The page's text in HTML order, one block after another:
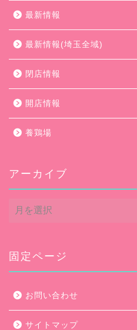
最新情報
最新情報(埼玉全域)
閉店情報
開店情報
養鶏場
アーカイブ
ア
ー
ブ
固定ページ
お問い合わせ
サイトマップ